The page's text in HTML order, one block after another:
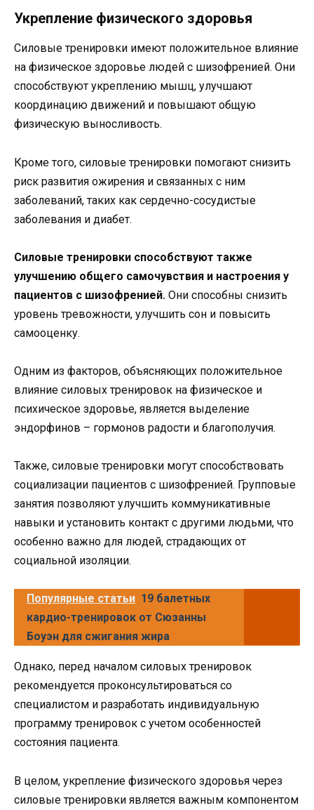
Укрепление физического здоровья
Силовые тренировки имеют положительное влияние
на физическое здоровье людей с шизофренией. Они
способствуют укреплению мышц, улучшают
координацию движений и повышают общую
физическую выносливость.
Кроме того, силовые тренировки помогают снизить
риск развития ожирения и связанных с ним
заболеваний, таких как сердечно-сосудистые
заболевания и диабет.
Силовые тренировки способствуют также
улучшению общего самочувствия и настроения у
пациентов с шизофренией. Они способны снизить
уровень тревожности, улучшить сон и повысить
самооценку.
Одним из факторов, объясняющих положительное
влияние силовых тренировок на физическое и
психическое здоровье, является выделение
эндорфинов – гормонов радости и благополучия.
Также, силовые тренировки могут способствовать
социализации пациентов с шизофренией. Групповые
занятия позволяют улучшить коммуникативные
навыки и установить контакт с другими людьми, что
особенно важно для людей, страдающих от
социальной изоляции.
Популярные статьи 19 балетных
кардио-тренировок от Сюзанны
Боуэн для сжигания жира
Однако, перед началом силовых тренировок
рекомендуется проконсультироваться со
специалистом и разработать индивидуальную
программу тренировок с учетом особенностей
состояния пациента.
В целом, укрепление физического здоровья через
силовые тренировки является важным компонентом